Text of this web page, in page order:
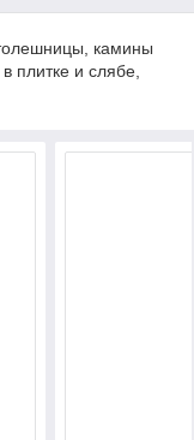
камины
плитке и слябе,